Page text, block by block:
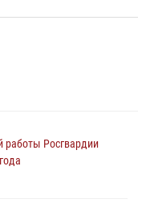
работы Росгвардии